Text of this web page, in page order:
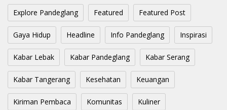
Explore Pandeglang Featured Featured Post
Gaya Hidup Headline Info Pandeglang Inspirasi
Kabar Lebak Kabar Pandeglang Kabar Serang
Kabar Tangerang Kesehatan Keuangan
Kiriman Pembaca Komunitas Kuliner